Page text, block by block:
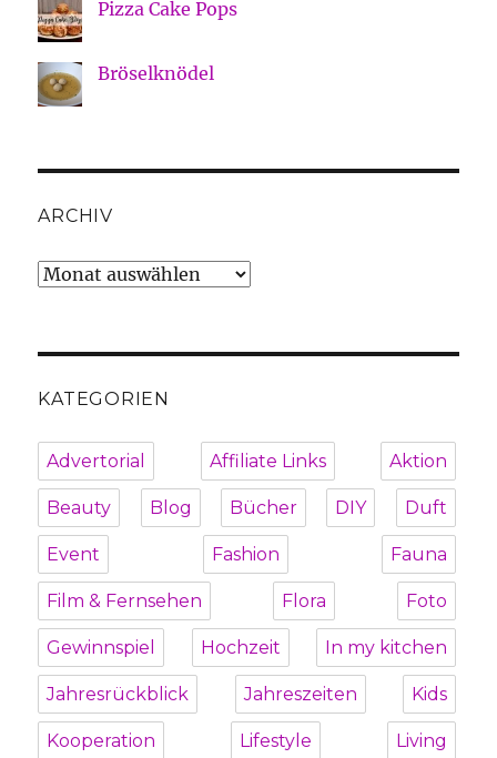
Pizza Cake Pops
Bröselknödel
ARCHIV
Archiv
KATEGORIEN
Advertorial Affiliate Links Aktion
Beauty Blog Bücher DIY Duft
Event Fashion Fauna
Film & Fernsehen Flora Foto
Gewinnspiel Hochzeit In my kitchen
Jahresrückblick Jahreszeiten Kids
Kooperation Lifestyle Living